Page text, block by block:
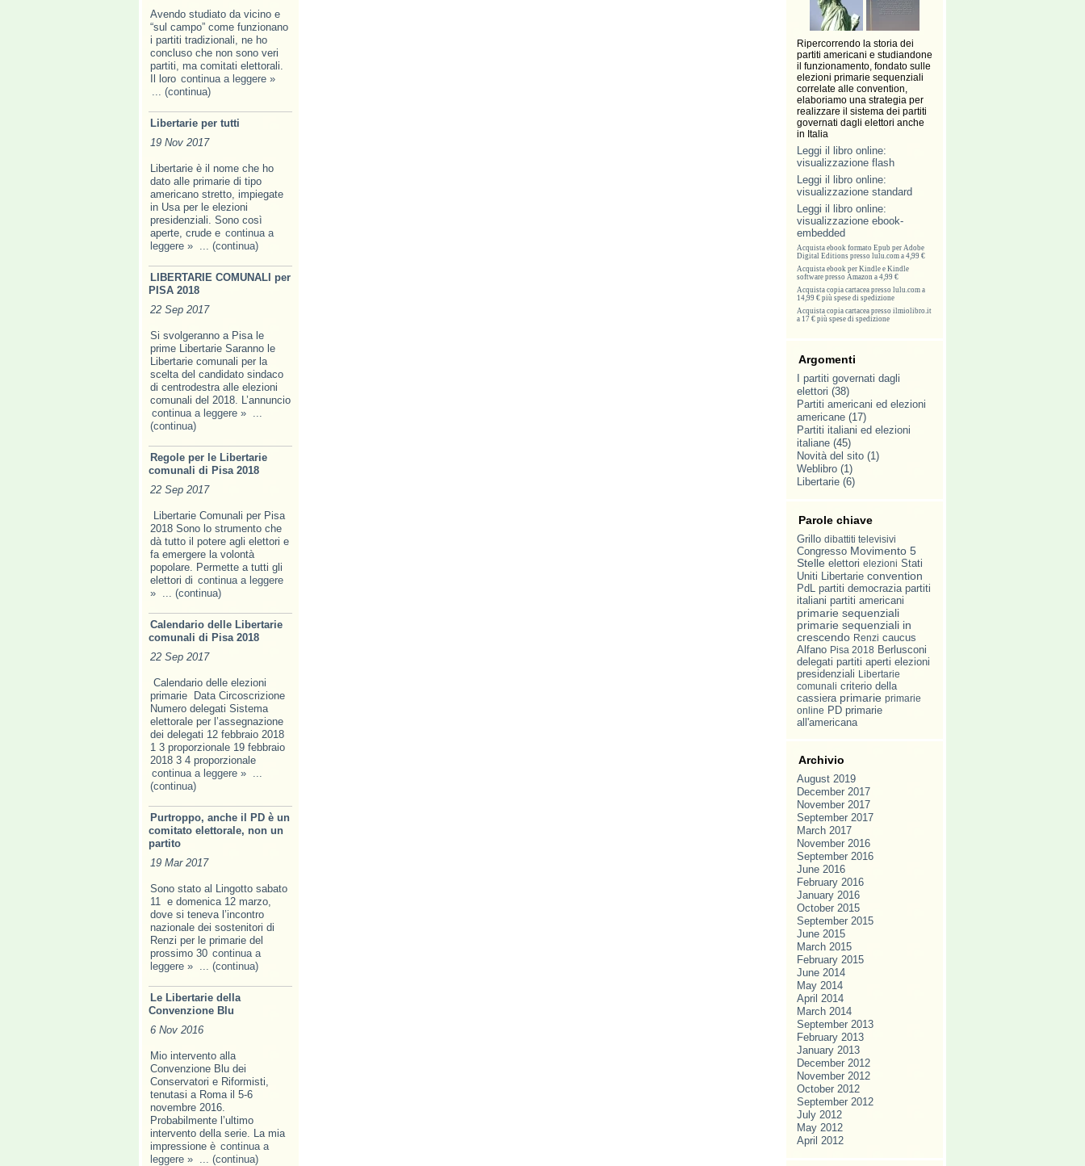
Avendo studiato da vicino e
“sul campo” come funzionano
i partiti tradizionali, ne ho
concluso che non sono veri
partiti, ma comitati elettorali.
Il loro continua a leggere »
... (continua)
Libertarie per tutti
19 Nov 2017
Libertarie è il nome che ho
dato alle primarie di tipo
americano stretto, impiegate
in Usa per le elezioni
presidenziali. Sono così
aperte, crude e continua a
leggere » ... (continua)
LIBERTARIE COMUNALI per
PISA 2018
22 Sep 2017
Si svolgeranno a Pisa le
prime Libertarie Saranno le
Libertarie comunali per la
scelta del candidato sindaco
di centrodestra alle elezioni
comunali del 2018. L’annuncio
continua a leggere » ...
(continua)
Regole per le Libertarie
comunali di Pisa 2018
22 Sep 2017
Libertarie Comunali per Pisa
2018 Sono lo strumento che
dà tutto il potere agli elettori e
fa emer­gere la volontà
popolare. Permette a tutti gli
elettori di continua a leggere
» ... (continua)
Calendario delle Libertarie
comunali di Pisa 2018
22 Sep 2017
Calendario delle elezioni
primarie Data Circoscrizione
Numero delegati Sistema
elettorale per l’assegnazione
dei delegati 12 febbraio 2018
1 3 proporzionale 19 febbraio
2018 3 4 proporzionale
continua a leggere » ...
(continua)
Purtroppo, anche il PD è un
comitato elettorale, non un
partito
19 Mar 2017
Sono stato al Lingotto sabato
11 e domenica 12 marzo,
dove si teneva l’incontro
nazionale dei sostenitori di
Renzi per le primarie del
prossimo 30 continua a
leggere » ... (continua)
Le Libertarie della
Convenzione Blu
6 Nov 2016
Mio intervento alla
Convenzione Blu dei
Conservatori e Riformisti,
tenutasi a Roma il 5-6
novembre 2016.
Probabilmente l’ultimo
intervento della serie. La mia
impressione è continua a
leggere » ... (continua)
Ripercorrendo la storia dei
partiti americani e studiandone
il funzionamento, fondato sulle
elezioni primarie sequenziali
correlate alle convention,
elaboriamo una strategia per
realizzare il sistema dei partiti
governati dagli elettori anche
in Italia
Leggi il libro online:
visualizzazione flash
Leggi il libro online:
visualizzazione standard
Leggi il libro online:
visualizzazione ebook-
embedded
Acquista ebook formato Epub per Adobe
Digital Editions presso lulu.com a 4,99 €
Acquista ebook per Kindle e Kindle
software presso Amazon a 4,99 €
Acquista copia cartacea presso lulu.com a
14,99 € più spese di spedizione
Acquista copia cartacea presso ilmiolibro.it
a 17 € più spese di spedizione
Argomenti
I partiti governati dagli
elettori (38)
Partiti americani ed elezioni
americane (17)
Partiti italiani ed elezioni
italiane (45)
Novità del sito (1)
Weblibro (1)
Libertarie (6)
Parole chiave
Grillo dibattiti televisivi
Congresso Movimento 5
Stelle elettori elezioni Stati
Uniti Libertarie convention
PdL partiti democrazia partiti
italiani partiti americani
primarie sequenziali
primarie sequenziali in
crescendo Renzi caucus
Alfano Pisa 2018 Berlusconi
delegati partiti aperti elezioni
presidenziali Libertarie
comunali criterio della
cassiera primarie primarie
online PD primarie
all'americana
Archivio
August 2019
December 2017
November 2017
September 2017
March 2017
November 2016
September 2016
June 2016
February 2016
January 2016
October 2015
September 2015
June 2015
March 2015
February 2015
June 2014
May 2014
April 2014
March 2014
September 2013
February 2013
January 2013
December 2012
November 2012
October 2012
September 2012
July 2012
May 2012
April 2012